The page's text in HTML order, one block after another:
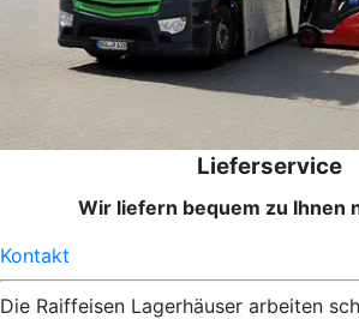
Lieferservice
Wir liefern bequem zu Ihnen
Kontakt
Die Raiffeisen Lagerhäuser arbeiten